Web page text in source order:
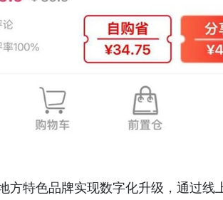
方特色品牌实现数字化升级，通过线